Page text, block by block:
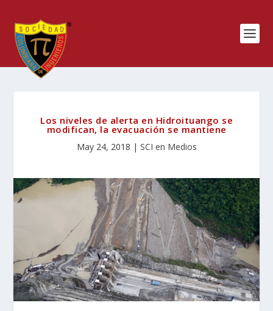
Los niveles de alerta en Hidroituango se
modifican, la evacuación se mantiene
May 24, 2018 | SCI en Medios